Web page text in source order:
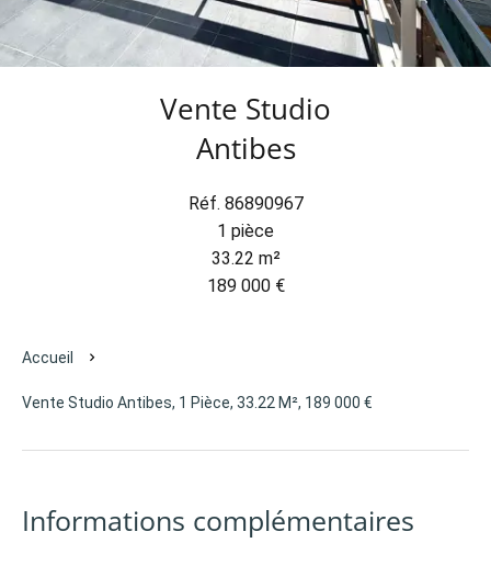
Vente Studio
Antibes
Réf. 86890967
1 pièce
33.22 m²
189 000 €
Accueil
Vente Studio Antibes, 1 Pièce, 33.22 M², 189 000 €
Informations complémentaires